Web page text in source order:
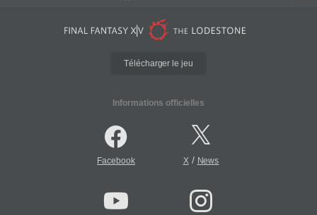
Télécharger le jeu
Informations officielles
Facebook X/ News